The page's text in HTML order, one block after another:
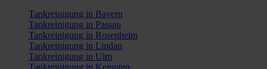
Tankreinigung in Bayern
Tankreinigung in Passau
Tankreinigung in Rosenheim
Tankreinigung in Lindau
Tankreinigung in Ulm